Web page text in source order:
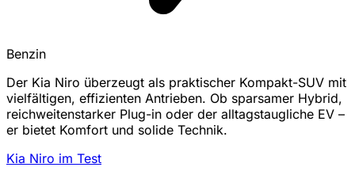
Benzin
Der Kia Niro überzeugt als praktischer Kompakt-SUV mit
vielfältigen, effizienten Antrieben. Ob sparsamer Hybrid,
reichweitenstarker Plug-in oder der alltagstaugliche EV –
er bietet Komfort und solide Technik.
Kia Niro im Test